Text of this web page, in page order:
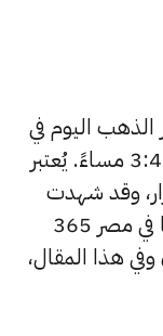
الذهب اليوم في
مصر ليوم الأثنين 22 سبتمبر الساعة 3:45 مساءً. يُعتبر
وقد شهدت
أسعار الذهب تغيرات كثيرة، لذلك قمنا في مصر 365
هذا المقال،